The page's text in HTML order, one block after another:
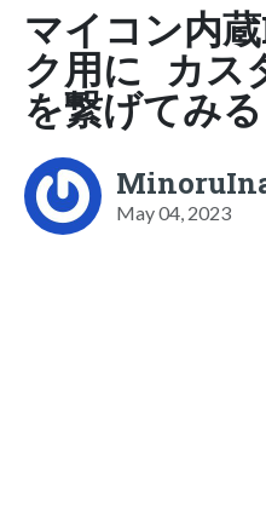
マイコン内
ク用に カス
を繋げてみる
May 04, 2023